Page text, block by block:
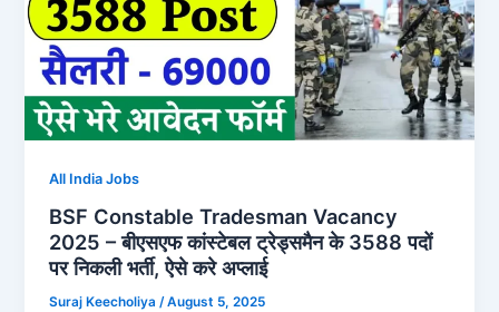
All India Jobs
BSF Constable Tradesman Vacancy
2025 – बीएसएफ कांस्टेबल ट्रेड्समैन के 3588 पदों
पर निकली भर्ती, ऐसे करे अप्लाई
Suraj Keecholiya/August 5, 2025